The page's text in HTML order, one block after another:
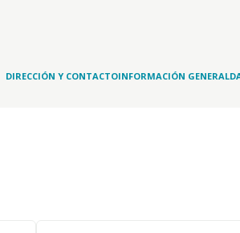
DIRECCIÓN Y CONTACTOINFORMACIÓN GENERAL